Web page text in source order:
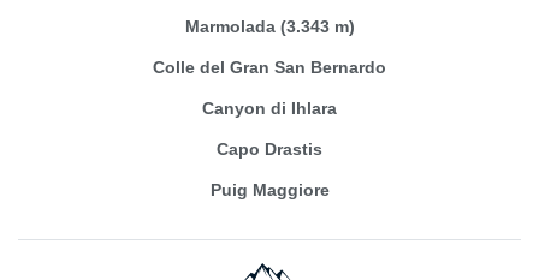
Marmolada (3.343 m)
Colle del Gran San Bernardo
Canyon di Ihlara
Capo Drastis
Puig Maggiore